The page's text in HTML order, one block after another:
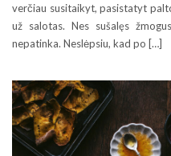
verčiau susitaikyt, pasistatyt
už salotas. Nes sušalęs
nepatinka. Neslėpsiu, kad po […]